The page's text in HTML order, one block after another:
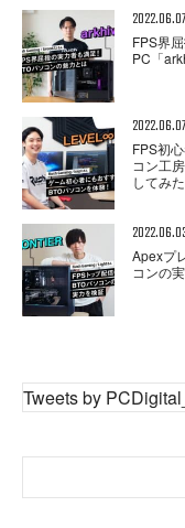
2022.06.07
FPS界
PC「
2022.06.07
FPS初
コン工
してみ
Apexプ
コンの
Tweets by